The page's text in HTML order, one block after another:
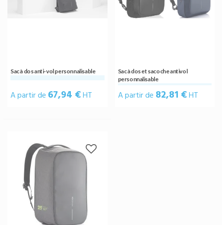
Sac à dos anti-vol personnalisable
A partir de67,94 €HT
Sac à dos et sacoche antivol
personnalisable
A partir de 82,81 €HT